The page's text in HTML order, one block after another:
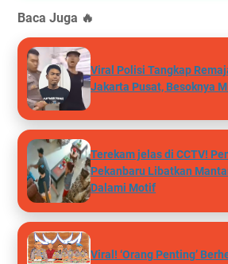
Baca Juga 🔥
Viral Polisi Tangkap
Jakarta Pusat, Besoknya
Terekam jelas di CCTV!
Pekanbaru Libatkan
Dalami Motif
Viral! ‘Orang Penting’